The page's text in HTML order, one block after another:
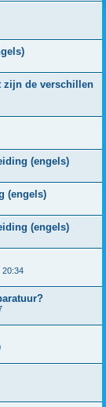
zijn de verschillen
(engels)
(engels)
(engels)
20:34